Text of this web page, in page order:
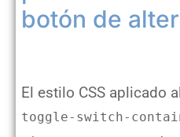
botón de
El estilo CSS aplicado al
toggle-switch-